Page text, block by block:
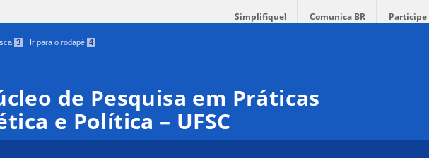
Simplifique! Comunica BR Participe
3 Ir para o rodapé 4
de Pesquisa em Práticas
e Política – UFSC